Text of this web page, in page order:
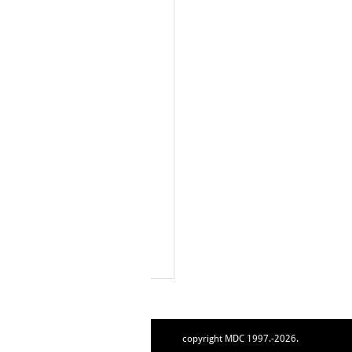
copyright MDC 1997.-2026.